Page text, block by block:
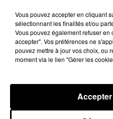
Quatre blessés dont
accident sur l'A10
Le choc a eu lieu dans la
hauteur de Sainville en
Vous pouvez accepter en cliquant
sélectionnant les finalités et/ou
Vous pouvez également refuser
accepter". Vos préférences ne
pouvez mettre à jour vos choix, ou
moment via le lien "Gérer les